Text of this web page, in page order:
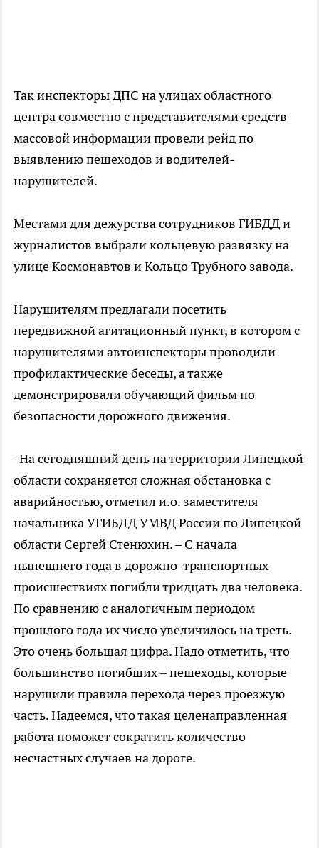
Так инспекторы ДПС на улицах областного
центра совместно с представителями средств
массовой информации провели рейд по
выявлению пешеходов и водителей-
нарушителей.
Местами для дежурства сотрудников ГИБДД и
журналистов выбрали кольцевую развязку на
улице Космонавтов и Кольцо Трубного завода.
Нарушителям предлагали посетить
передвижной агитационный пункт, в котором с
нарушителями автоинспекторы проводили
профилактические беседы, а также
демонстрировали обучающий фильм по
безопасности дорожного движения.
-На сегодняшний день на территории Липецкой
области сохраняется сложная обстановка с
аварийностью, отметил и.о. заместителя
начальника УГИБДД УМВД России по Липецкой
области Сергей Стенюхин. – С начала
нынешнего года в дорожно-транспортных
происшествиях погибли тридцать два человека.
По сравнению с аналогичным периодом
прошлого года их число увеличилось на треть.
Это очень большая цифра. Надо отметить, что
большинство погибших – пешеходы, которые
нарушили правила перехода через проезжую
часть. Надеемся, что такая целенаправленная
работа поможет сократить количество
несчастных случаев на дороге.